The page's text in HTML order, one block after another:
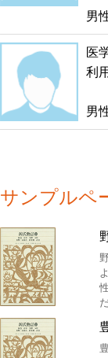
男
医
利
男
サンプルペ